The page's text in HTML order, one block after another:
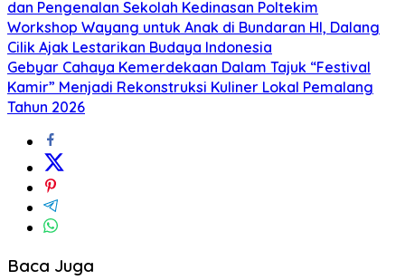
dan Pengenalan Sekolah Kedinasan Poltekim
Workshop Wayang untuk Anak di Bundaran HI, Dalang
Cilik Ajak Lestarikan Budaya Indonesia
Gebyar Cahaya Kemerdekaan Dalam Tajuk “Festival
Kamir” Menjadi Rekonstruksi Kuliner Lokal Pemalang
Tahun 2026
Baca Juga